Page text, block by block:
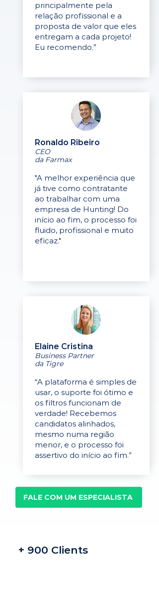
principalmente pela
relação profissional e a
proposta de valor que eles
entregam a cada projeto!
Eu recomendo.”
Ronaldo Ribeiro
CEO
da Farmax
"A melhor experiência que
já tive como contratante
ao trabalhar com uma
empresa de Hunting! Do
início ao fim, o processo foi
fluido, profissional e muito
eficaz."
Elaine Cristina
Business Partner
da Tigre
“A plataforma é simples de
usar, o suporte foi ótimo e
os filtros funcionam de
verdade! Recebemos
candidatos alinhados,
mesmo numa região
menor, e o processo foi
assertivo do início ao fim.”
FALE COM UM ESPECIALISTA
+ 900 Clients